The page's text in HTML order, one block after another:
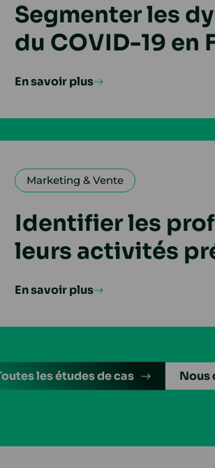
Segmenter les
du COVID-19 en
En savoir plus
Marketing & Vente
Identifier les
leurs activités
En savoir plus
les études de cas Nous